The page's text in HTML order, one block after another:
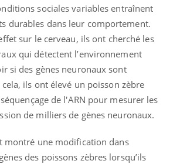
sociales variables entraînent
durables dans leur comportement.
sur le cerveau, ils ont cherché les
qui détectent l’environnement
si des gènes neuronaux sont
ils ont élevé un poisson zèbre
de l'ARN pour mesurer les
de milliers de gènes neuronaux.
montré une modification dans
des poissons zèbres lorsqu’ils